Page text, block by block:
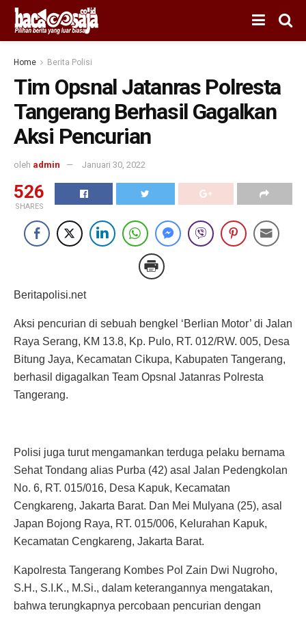
Home Berita Polisi
Tim Opsnal Jatanras Polresta
Tangerang Berhasil Gagalkan
Aksi Pencurian
oleh admin Januari 30, 2022
526
SHARES
Beritapolisi.net
Aksi pencurian di sebuah bengkel ‘Berlian Motor’ di Jalan
Raya Serang, KM 13.8, Kp. Pulo, RT. 012/RW. 005, Desa
Bitung Jaya, Kecamatan Cikupa, Kabupaten Tangerang,
berhasil digagalkan Team Opsnal Jatanras Polresta
Tangerang.
Polisi juga turut mengamankan terduga pelaku bernama
Sehat Tondang alias Purba (42) asal Jalan Pedengkolan
No. 6, RT. 015/016, Desa Kapuk, Kecamatan
Cengkareng, Jakarta Barat. Dan Mei Mulyana (25), asal
Japan Bojong Raya, RT. 015/006, Kelurahan Kapuk,
Kecamatan Cengkareng, Jakarta Barat.
Kapolresta Tangerang Kombes Pol Zain Dwi Nugroho,
S.H., S.I.K., M.Si., dalam keterangannya mengatakan,
bahwa terungkapnya percobaan pencurian dengan